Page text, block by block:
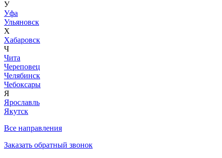
У
Уфа
Ульяновск
Х
Хабаровск
Ч
Чита
Череповец
Челябинск
Чебоксары
Я
Ярославль
Якутск
Все направления
Заказать обратный звонок